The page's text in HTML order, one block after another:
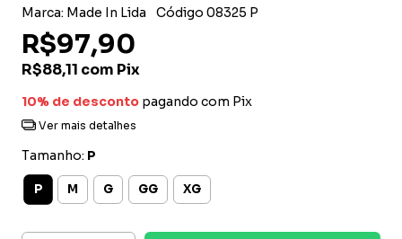
Marca: Made In Lida Código 08325 P
R$97,90
R$88,11 com Pix
10% de desconto pagando com Pix
Ver mais detalhes
Tamanho: P
P M G GG XG